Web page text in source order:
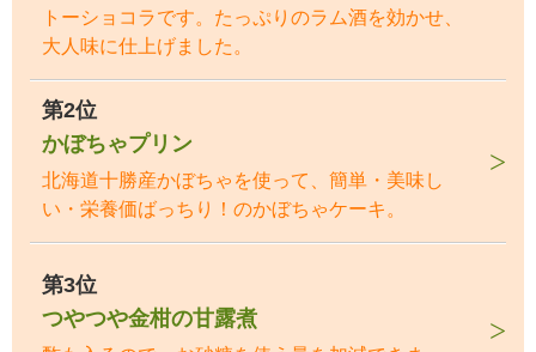
トーショコラです。たっぷりのラム酒を効かせ、
大人味に仕上げました。
第2位
かぼちゃプリン
北海道十勝産かぼちゃを使って、簡単・美味し
い・栄養価ばっちり！のかぼちゃケーキ。
第3位
つやつや金柑の甘露煮